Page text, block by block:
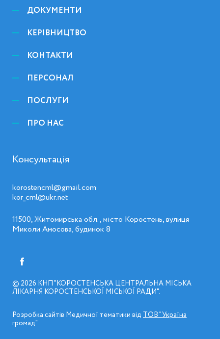
ДОКУМЕНТИ
КЕРІВНИЦТВО
КОНТАКТИ
ПЕРСОНАЛ
ПОСЛУГИ
ПРО НАС
Консультація
korostencml@gmail.com
kor_cml@ukr.net
11500, Житомирська обл., місто Коростень, вулиця
Миколи Амосова, будинок 8
© 2026 КНП "КОРОСТЕНСЬКА ЦЕНТРАЛЬНА МІСЬКА
ЛІКАРНЯ КОРОСТЕНСЬКОЇ МІСЬКОЇ РАДИ"
Розробка сайтів Медичної тематики від ТОВ "Україна
громад"